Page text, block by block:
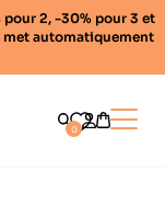
pour 2, -30% pour 3 et
met automatiquement
0